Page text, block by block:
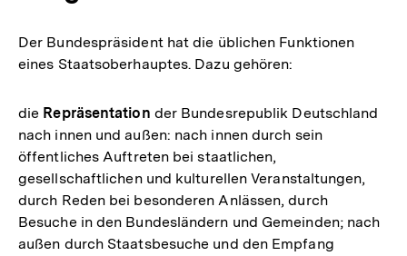
Der Bundespräsident hat die üblichen Funktionen
eines Staatsoberhauptes. Dazu gehören:
die Repräsentation der Bundesrepublik Deutschland
nach innen und außen: nach innen durch sein
öffentliches Auftreten bei staatlichen,
gesellschaftlichen und kulturellen Veranstaltungen,
durch Reden bei besonderen Anlässen, durch
Besuche in den Bundesländern und Gemeinden; nach
außen durch Staatsbesuche und den Empfang